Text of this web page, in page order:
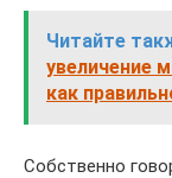
Читайте
увеличение
как
Собственно